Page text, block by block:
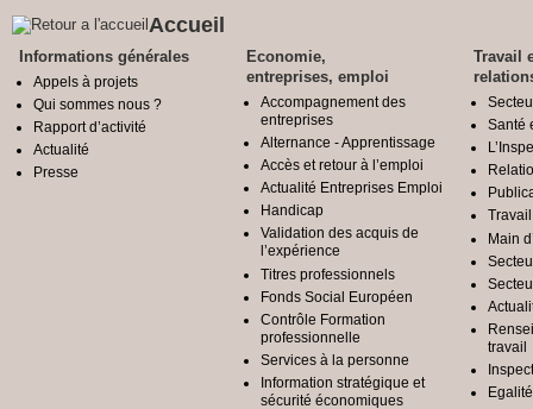
Accueil
Informations générales
Appels à projets
Qui sommes nous ?
Rapport d’activité
Actualité
Presse
Economie,
entreprises, emploi
Accompagnement des
entreprises
Alternance - Apprentissage
Accès et retour à l’emploi
Actualité Entreprises Emploi
Handicap
Validation des acquis de
l’expérience
Titres professionnels
Fonds Social Européen
Contrôle Formation
professionnelle
Services à la personne
Information stratégique et
sécurité économiques
Travail
Santé
Main
travail